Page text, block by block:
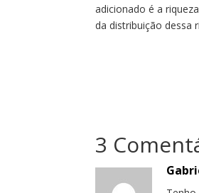
adicionado é a
da distribuição dessa
3